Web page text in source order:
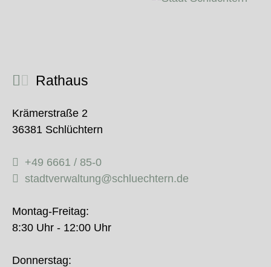
Rathaus
Krämerstraße 2
36381 Schlüchtern
+49 6661 / 85-0
stadtverwaltung@schluechtern.de
Montag-Freitag:
8:30 Uhr - 12:00 Uhr
Donnerstag: